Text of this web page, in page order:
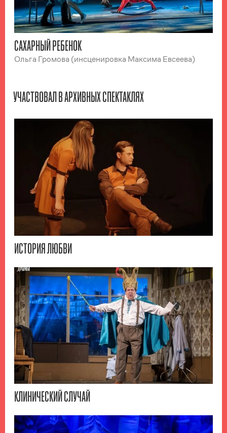
САХАРНЫЙ РЕБЕНОК
Ольга Громова (инсценировка Максима Евсеева)
УЧАСТВОВАЛ В АРХИВНЫХ СПЕКТАКЛЯХ
ИСТОРИЯ ЛЮБВИ
КЛИНИЧЕСКИЙ СЛУЧАЙ